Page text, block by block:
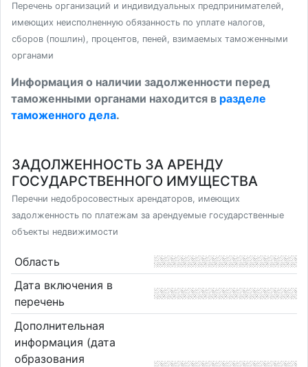
Перечень организаций и индивидуальных предпринимателей,
имеющих неисполненную обязанность по уплате налогов,
сборов (пошлин), процентов, пеней, взимаемых таможенными
органами
Информация о наличии задолженности перед
таможенными органами находится в разделе
таможенного дела.
ЗАДОЛЖЕННОСТЬ ЗА АРЕНДУ
ГОСУДАРСТВЕННОГО ИМУЩЕСТВА
Перечни недобросовестных арендаторов, имеющих
задолженность по платежам за арендуемые государственные
объекты недвижимости
Область
Дата включения в
перечень
Дополнительная
информация (дата
образования